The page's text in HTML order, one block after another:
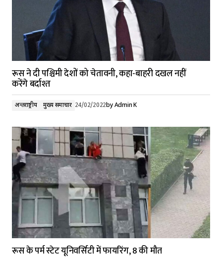
रूस ने दी पश्चिमी देशों को चेतावनी, कहा-बाहरी दखल नहीं
करेंगे बर्दाश्त
अन्तर्राष्ट्रीय मुख्य समाचार 24/02/2022by Admin K
रूस के पर्म स्टेट यूनिवर्सिटी में फायरिंग, 8 की मौत